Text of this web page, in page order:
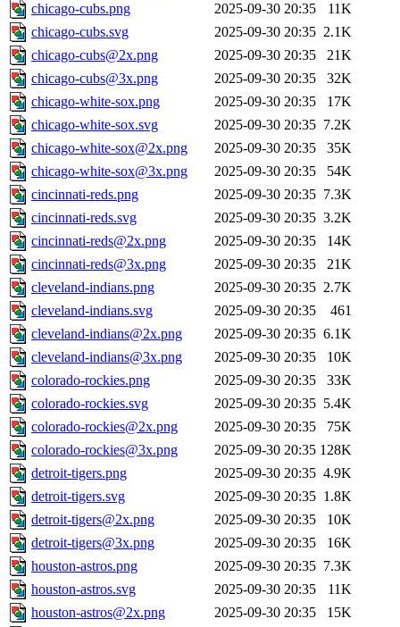
chicago-cubs.png
2025-09-30 20:35
11K
chicago-cubs.svg
2025-09-30 20:35 2.1K
chicago-cubs@2x.png
2025-09-30 20:35
21K
chicago-cubs@3x.png
2025-09-30 20:35
32K
chicago-white-sox.png
2025-09-30 20:35
17K
chicago-white-sox.svg
2025-09-30 20:35 7.2K
chicago-white-sox@2x.png
2025-09-30 20:35
35K
chicago-white-sox@3x.png
2025-09-30 20:35
54K
cincinnati-reds.png
2025-09-30 20:35 7.3K
cincinnati-reds.svg
2025-09-30 20:35 3.2K
cincinnati-reds@2x.png
2025-09-30 20:35
14K
cincinnati-reds@3x.png
2025-09-30 20:35
21K
cleveland-indians.png
2025-09-30 20:35 2.7K
cleveland-indians.svg
2025-09-30 20:35
461
cleveland-indians@2x.png
2025-09-30 20:35 6.1K
cleveland-indians@3x.png
2025-09-30 20:35
10K
colorado-rockies.png
2025-09-30 20:35
33K
colorado-rockies.svg
2025-09-30 20:35 5.4K
colorado-rockies@2x.png
2025-09-30 20:35
75K
colorado-rockies@3x.png
2025-09-30 20:35 128K
detroit-tigers.png
2025-09-30 20:35 4.9K
detroit-tigers.svg
2025-09-30 20:35 1.8K
detroit-tigers@2x.png
2025-09-30 20:35
10K
detroit-tigers@3x.png
2025-09-30 20:35
16K
houston-astros.png
2025-09-30 20:35 7.3K
houston-astros.svg
2025-09-30 20:35
11K
houston-astros@2x.png
2025-09-30 20:35
15K